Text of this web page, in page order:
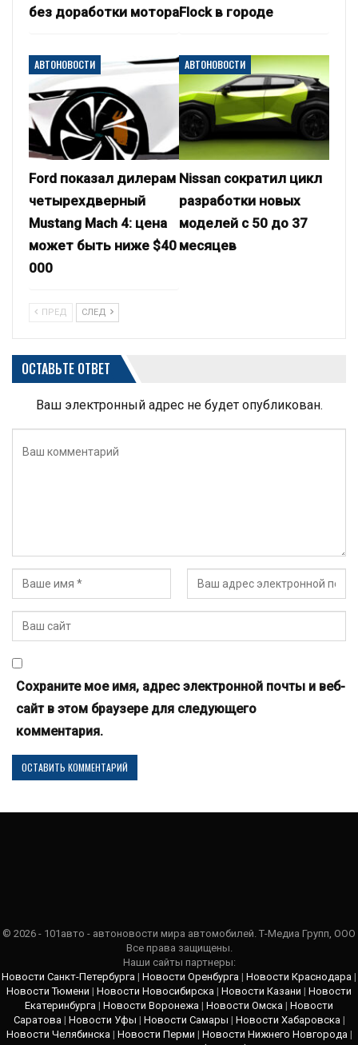
без доработки мотораFlock в городе
АВТОНОВОСТИ
Ford показал дилерам
четырехдверный
Mustang Mach 4: цена
может быть ниже $40
000
АВТОНОВОСТИ
Nissan сократил цикл
разработки новых
моделей с 50 до 37
месяцев
ПРЕД СЛЕД
ОСТАВЬТЕ ОТВЕТ
Ваш электронный адрес не будет опубликован.
Сохраните мое имя, адрес электронной почты и веб-
сайт в этом браузере для следующего
комментария.
© 2026 - 101авто - автоновости мира автомобилей. Т-Медиа Групп, ООО
Все права защищены.
Наши сайты партнеры:
Новости Санкт-Петербурга | Новости Оренбурга | Новости Краснодара |
Новости Тюмени | Новости Новосибирска | Новости Казани | Новости
Екатеринбурга | Новости Воронежа | Новости Омска | Новости
Саратова| Новости Уфы | Новости Самары | Новости Хабаровска|
Новости Челябинска| Новости Перми | Новости Нижнего Новгорода|